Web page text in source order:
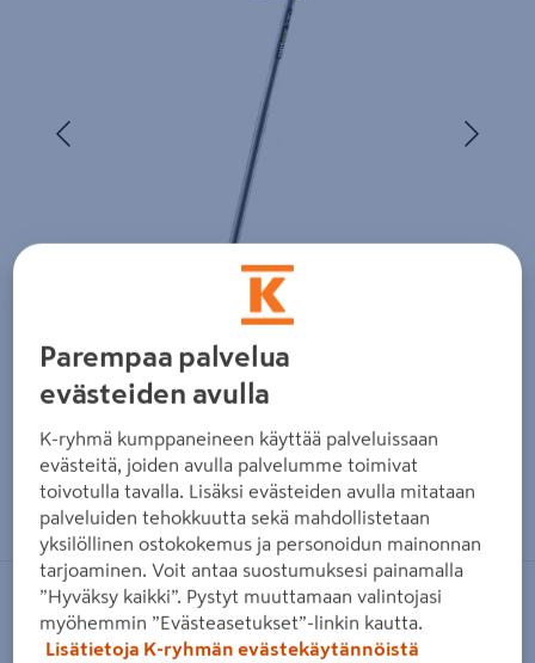
Zoomaa kuvaa sormilla kosketusnäytöllä
Sähkötrimmeri Ryobi RLT3525 350W
RYOBI
Parempaa palvelua
evästeiden avulla
K-ryhmä kumppaneineen käyttää palveluissaan
evästeitä, joiden avulla palvelumme toimivat
toivotulla tavalla. Lisäksi evästeiden avulla mitataan
palveluiden tehokkuutta sekä mahdollistetaan
yksilöllinen ostokokemus ja personoidun mainonnan
tarjoaminen. Voit antaa suostumuksesi painamalla
”Hyväksy kaikki”. Pystyt muuttamaan valintojasi
myöhemmin ”Evästeasetukset”-linkin kautta.
Lisätietoja K-ryhmän evästekäytännöistä